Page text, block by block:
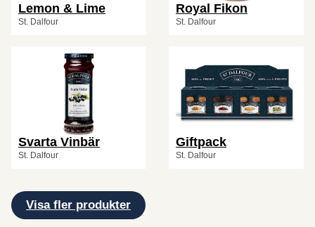
Lemon & Lime
St. Dalfour
Royal Fikon
St. Dalfour
Svarta Vinbär
St. Dalfour
Giftpack
St. Dalfour
Visa fler produkter